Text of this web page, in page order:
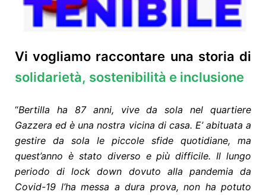
Vi vogliamo raccontare una storia di
solidarietà, sostenibilità e inclusione
“Bertilla ha 87 anni, vive da sola nel quartiere
Gazzera ed è una nostra vicina di casa. E’ abituata a
gestire da sola le piccole sfide quotidiane, ma
quest’anno è stato diverso e più difficile. Il lungo
periodo di lock down dovuto alla pandemia da
Covid-19 l’ha messa a dura prova, non ha potuto